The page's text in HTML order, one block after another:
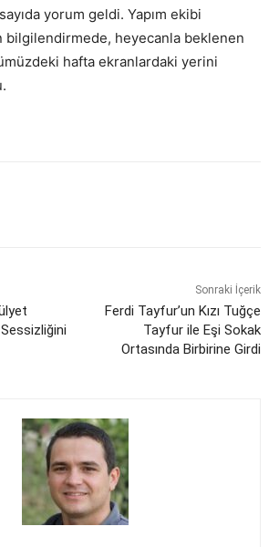
yorum geldi. Yapım ekibi
bilgilendirmede, heyecanla beklenen
hafta ekranlardaki yerini
Sonraki İçerik
Ferdi Tayfur’un Kızı Tuğçe
Tayfur ile Eşi Sokak
Ortasında Birbirine Girdi